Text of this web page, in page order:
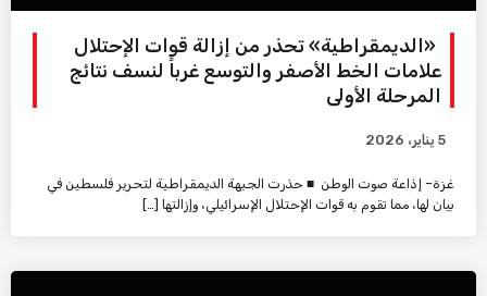
«الديمقراطية» تحذر من إزالة قوات الإحتلال
علامات الخط الأصفر والتوسع غرباً لنسف نتائج
المرحلة الأولى
5 يناير، 2026
غزة– إذاعة صوت الوطن ■ حذرت الجبهة الديمقراطية لتحرير فلسطين في
بيان لها، مما تقوم به قوات الإحتلال الإسرائيلي، وإزالتها […]